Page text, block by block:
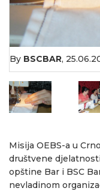
By BSCBAR,
Misija OEBS-a u
društvene
opštine Bar i BSC
nevladinom